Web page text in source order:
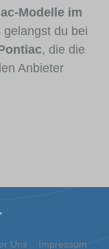
Modelle im
du bei
, die die
Anbieter
Uns Impressum